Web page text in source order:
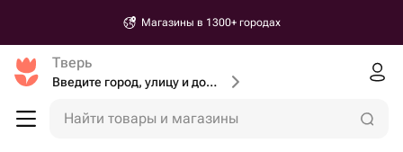
Магазины в 1300+ городах
Тверь
Введите город, улицу и дом доставки
Найти товары и магазины